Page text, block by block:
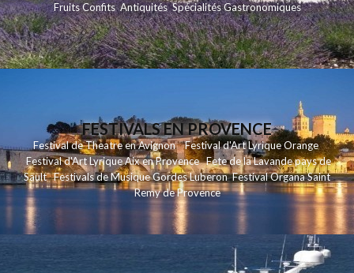
Fruits Confits Antiquités Spécialités Gastronomiques
FESTIVALS EN PROVENCE
Festival de Theatre enAvignonFestival d'Art LyriqueOrange
Festival d'Art LyriqueAix en ProvenceFete de la Lavandepays de
SaultFestivals de MusiqueGordes LuberonFestival OrganaSaint
Remy de Provence